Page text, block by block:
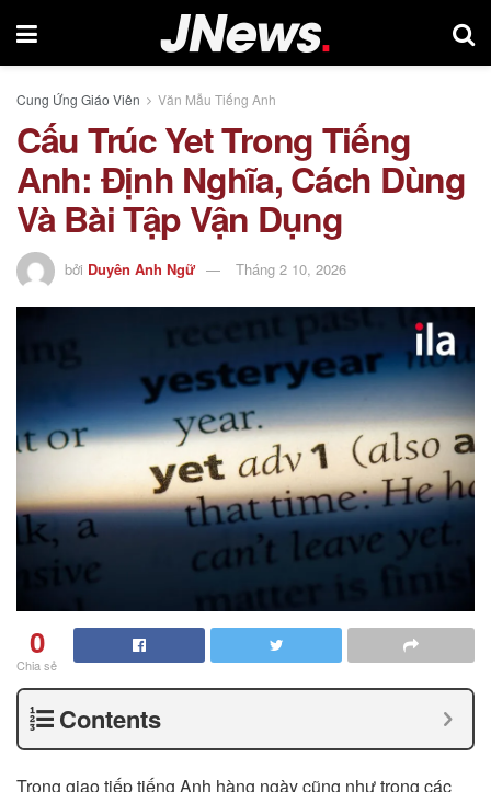
Cung Ứng Giáo Viên Văn Mẫu Tiếng Anh
Cấu Trúc Yet Trong Tiếng
Anh: Định Nghĩa, Cách Dùng
Và Bài Tập Vận Dụng
bởi Duyên Anh Ngữ Tháng 2 10, 2026
0
Chia sẻ
Contents
Trong giao tiếp tiếng Anh hàng ngày cũng như trong các